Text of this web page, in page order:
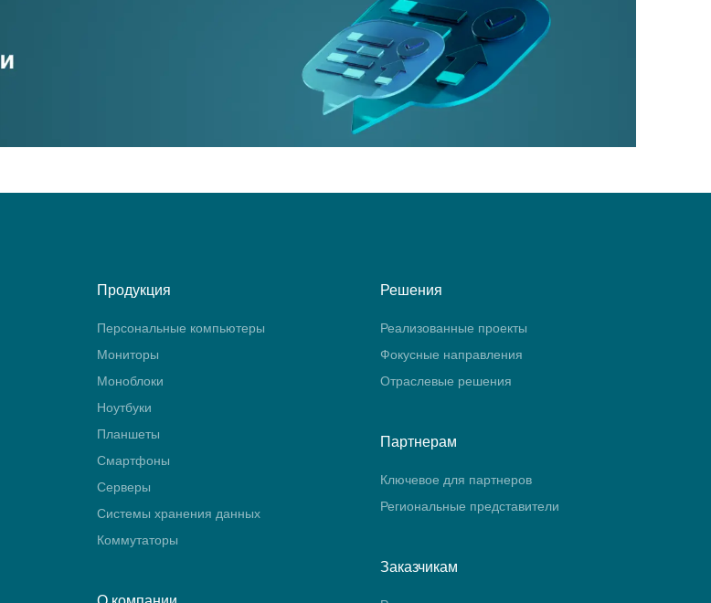
Продукция
Персональные компьютеры
Мониторы
Моноблоки
Ноутбуки
Планшеты
Смартфоны
Серверы
Системы хранения данных
Коммутаторы
Решения
Реализованные проекты
Фокусные направления
Отраслевые решения
Партнерам
Ключевое для партнеров
Региональные представители
Заказчикам